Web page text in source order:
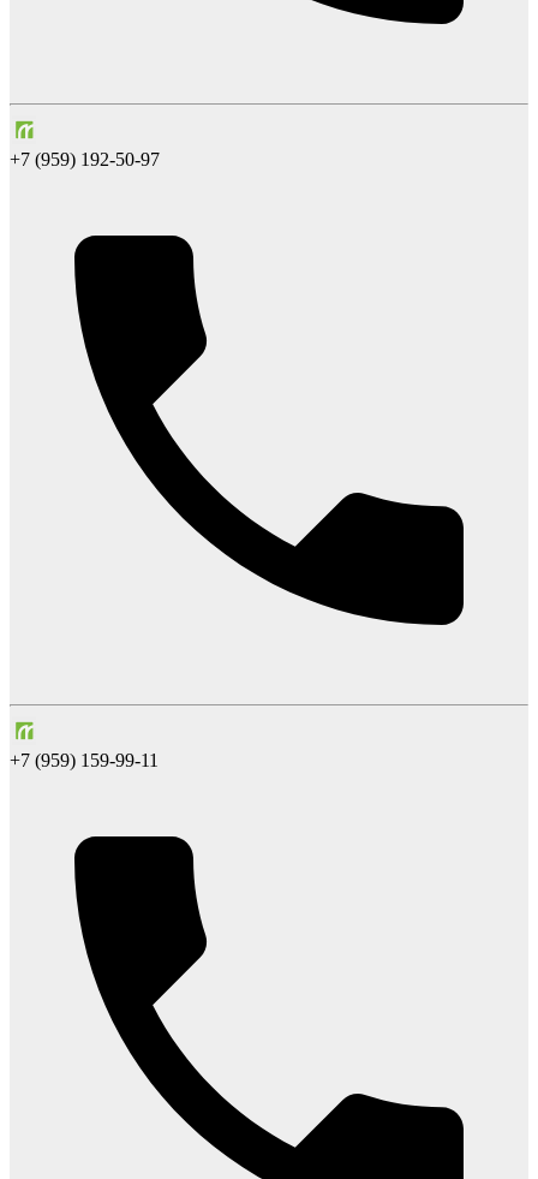
+7 (959) 192-50-97
+7 (959) 159-99-11